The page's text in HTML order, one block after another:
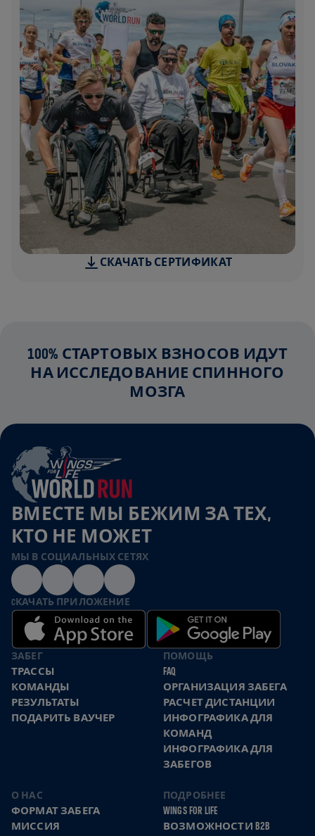
СКАЧАТЬ СЕРТИФИКАТ
100% СТАРТОВЫХ ВЗНОСОВ ИДУТ
НА ИССЛЕДОВАНИЕ СПИННОГО
МОЗГА
ВМЕСТЕ МЫ БЕЖИМ ЗА ТЕХ,
КТО НЕ МОЖЕТ
МЫ В СОЦИАЛЬНЫХ СЕТЯХ
CКАЧАТЬ ПРИЛОЖЕНИЕ
ЗАБЕГ
ТРАССЫ
КОМАНДЫ
РЕЗУЛЬТАТЫ
ПОДАРИТЬ ВАУЧЕР
ПОМОЩЬ
FAQ
ОРГАНИЗАЦИЯ ЗАБЕГА
РАСЧЕТ ДИСТАНЦИИ
ИНФОГРАФИКА ДЛЯ
КОМАНД
ИНФОГРАФИКА ДЛЯ
ЗАБЕГОВ
О НАС
ФОРМАТ ЗАБЕГА
МИССИЯ
ПОДРОБНЕЕ
WINGS FOR LIFE
ВОЗМОЖНОСТИ B2B